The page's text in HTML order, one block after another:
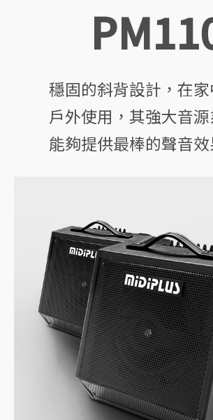
穩固的斜背設計，在
戶外使用，其強大音
能夠提供最棒的聲音效